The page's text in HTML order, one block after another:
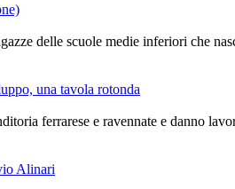
delle scuole medie inferiori che
una tavola rotonda
ferrarese e ravennate e danno
Alinari